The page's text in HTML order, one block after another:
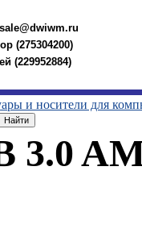
sale@dwiwm.ru
(275304200)
(229952884)
и носители для
3.0